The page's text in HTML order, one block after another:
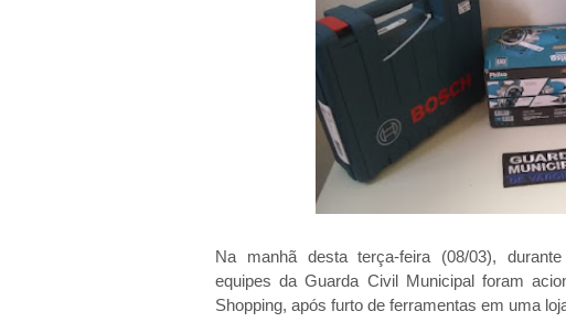
Na manhã desta terça-feira (08/03),
equipes da Guarda Civil Municipal foram
Shopping, após furto de ferramentas em uma